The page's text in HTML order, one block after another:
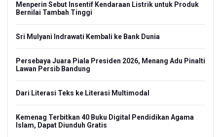
Menperin Sebut Insentif Kendaraan Listrik untuk Produk
Bernilai Tambah Tinggi
Sri Mulyani Indrawati Kembali ke Bank Dunia
Persebaya Juara Piala Presiden 2026, Menang Adu Pinalti
Lawan Persib Bandung
Dari Literasi Teks ke Literasi Multimodal
Kemenag Terbitkan 40 Buku Digital Pendidikan Agama
Islam, Dapat Diunduh Gratis